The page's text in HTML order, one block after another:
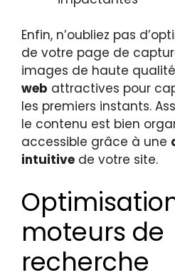
Enfin, n’oubliez pas
de votre page de
images de haute
web attractives pour
les premiers instants.
le contenu est bien
accessible grâce à une
intuitive de votre site.
moteurs de
recherche